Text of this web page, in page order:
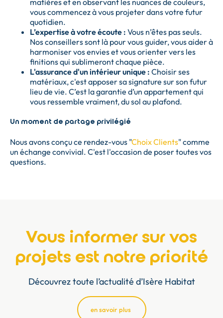
vous commencez à vous projeter dans votre futur
quotidien.
L’expertise à votre écoute : Vous n’êtes pas seuls.
Nos conseillers sont là pour vous guider, vous aider à
harmoniser vos envies et vous orienter vers les
finitions qui sublimeront chaque pièce.
L'assurance d'un intérieur unique : Choisir ses
matériaux, c'est apposer sa signature sur son futur
lieu de vie. C’est la garantie d’un appartement qui
vous ressemble vraiment, du sol au plafond.
Un moment de partage privilégié
Nous avons conçu ce rendez-vous "Choix Clients" comme
un échange convivial. C'est l'occasion de poser toutes vos
questions.
Vous informer sur vos
projets est notre priorité
Découvrez toute l’actualité d’Isère Habitat
en savoir plus